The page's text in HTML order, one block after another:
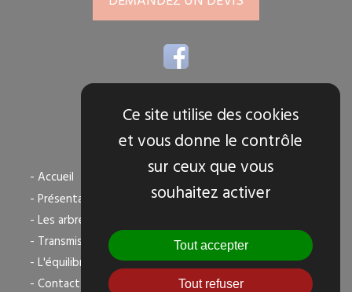
TOUS NOS SERVICES
- Accueil
- Présentation
- Les arbres de transmission
- Transmission agricole
- L'équilibrage dynamique
- Contact
Ce site utilise des cookies
et vous donne le contrôle
sur ceux que vous
souhaitez activer
Tout accepter
Tout refuser